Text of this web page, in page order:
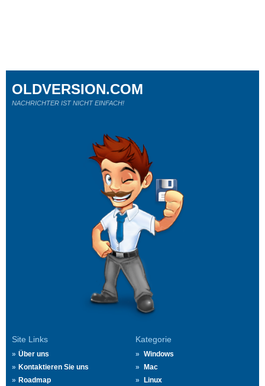
Site Links
Über uns
Kontaktieren Sie uns
Roadmap
Kategorie
Windows
Mac
Linux
OLDVERSION.COM
NACHRICHTER IST NICHT EINFACH!